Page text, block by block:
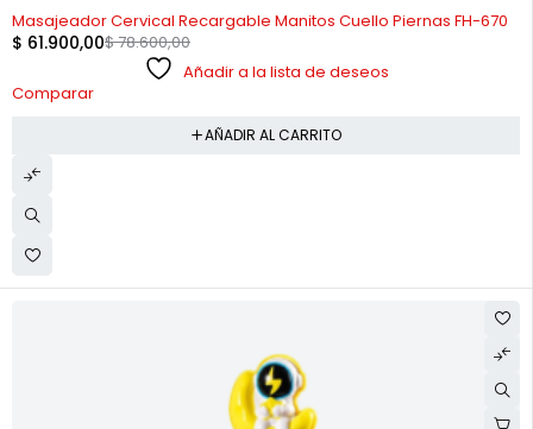
-21%
Masajeador Cervical Recargable Manitos Cuello Piernas FH-670
$78.600,00
$ 61.900,00
Añadir a la lista de deseos
Comparar
AÑADIR AL CARRITO